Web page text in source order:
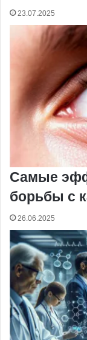
23.07.2025
Самые
борьбы с
26.06.2025